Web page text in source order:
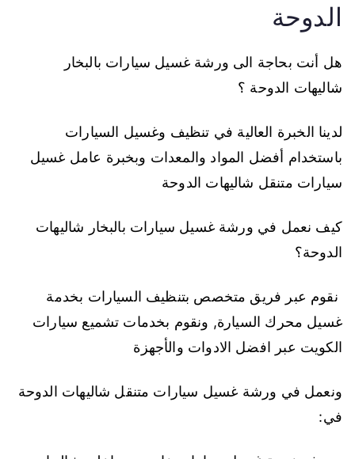
الدوحة
هل أنت بحاجة الى ورشة غسيل سيارات بالبخار
شاليهات الدوحة ؟
لدينا الخبرة العالية في تنظيف وغسيل السيارات
باستخدام أفضل المواد والمعدات وبخبرة عامل غسيل
سيارات متنقل شاليهات الدوحة
كيف نعمل في ورشة غسيل سيارات بالبخار شاليهات
الدوحة؟
نقوم عبر فريق متخصص بتنظيف السيارات بخدمة
غسيل محرك السيارة, ونقوم بخدمات تشميع سيارات
الكويت عبر افضل الادوات والأجهزة
ونعمل في ورشة غسيل سيارات متنقل شاليهات الدوحة
في: